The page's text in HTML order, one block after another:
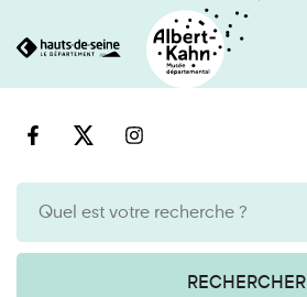
au
RECHERCHER
Cookies et traceurs utilisés sur ce site